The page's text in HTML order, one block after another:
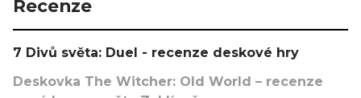
Recenze
7 Divů světa: Duel - recenze deskové hry
Deskovka The Witcher: Old World – recenze